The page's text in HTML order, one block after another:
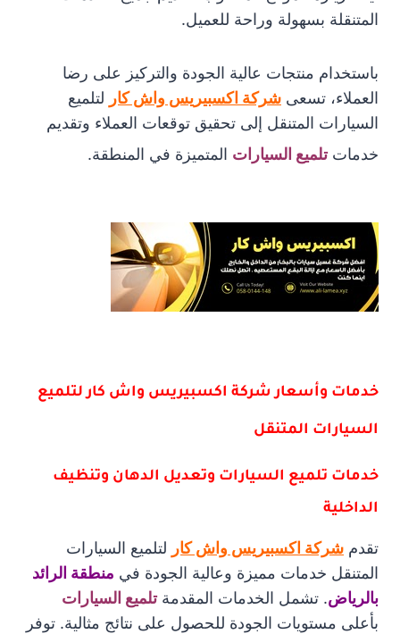
المتنقلة بسهولة وراحة للعميل.
باستخدام منتجات عالية الجودة والتركيز على رضا
العملاء، تسعى شركة اكسبيريس واش كار لتلميع
السيارات المتنقل إلى تحقيق توقعات العملاء وتقديم
خدماتتلميع السيارات المتميزة في المنطقة.
خدمات وأسعار شركة اكسبيريس واش كار لتلميع
السيارات المتنقل
خدمات تلميع السيارات وتعديل الدهان وتنظيف
الداخلية
تقدم شركة اكسبيريس واش كار لتلميع السيارات
المتنقل خدمات مميزة وعالية الجودة في منطقة الرائد
بالرياض. تشمل الخدمات المقدمةتلميع السيارات
بأعلى مستويات الجودة للحصول على نتائج مثالية. توفر